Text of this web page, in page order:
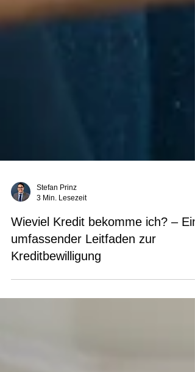
3 Min. Lesezeit
Wieviel Kredit bekomme ich? – Ein
umfassender Leitfaden zur
Kreditbewilligung